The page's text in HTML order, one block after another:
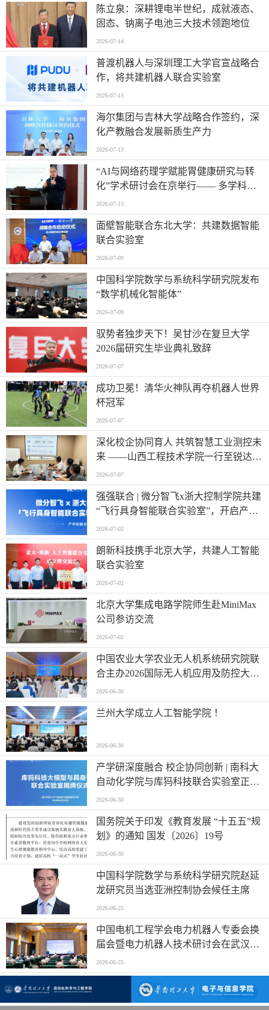
陈立泉：深耕锂电半世纪，成就液态、
固态、钠离子电池三大技术领跑地位
2026-07-14
普渡机器人与深圳理工大学官宣战略合
作，将共建机器人联合实验室
2026-07-13
海尔集团与吉林大学战略合作签约，深
化产教融合发展新质生产力
2026-07-13
“AI与网络药理学赋能胃健康研究与转
化”学术研讨会在京举行—— 多学科交
叉推动胃病防治进入智能化新阶段
2026-07-13
面壁智能联合东北大学：共建数据智能
联合实验室
2026-07-09
中国科学院数学与系统科学研究院发布
“数学机械化智能体”
2026-07-09
驭势者独步天下！吴甘沙在复旦大学
2026届研究生毕业典礼致辞
2026-07-07
成功卫冕！清华火神队再夺机器人世界
杯冠军
2026-07-07
深化校企协同育人 共筑智慧工业测控未
来 ——山西工程技术学院一行至锐达工
业集团参观调研
2026-07-07
强强联合 | 微分智飞x浙大控制学院共建
“飞行具身智能联合实验室”，开启产学
研深度融合新篇章
2026-07-02
朗新科技携手北京大学，共建人工智能
联合实验室
2026-07-02
北京大学集成电路学院师生赴MiniMax
公司参访交流
2026-07-02
中国农业大学农业无人机系统研究院联
合主办2026国际无人机应用及防控大会
第六届农业无人机应用交流会
2026-06-30
兰州大学成立人工智能学院 ！
2026-06-30
产学研深度融合 校企协同创新 | 南科大
自动化学院与库犸科技联合实验室正式
揭牌
2026-06-30
国务院关于印发《教育发展 “十五五”规
划》的通知 国发〔2026〕19号
2026-06-30
中国科学院数学与系统科学研究院赵延
龙研究员当选亚洲控制协会候任主席
2026-06-25
中国电机工程学会电力机器人专委会换
届会暨电力机器人技术研讨会在武汉举
行
2026-06-25